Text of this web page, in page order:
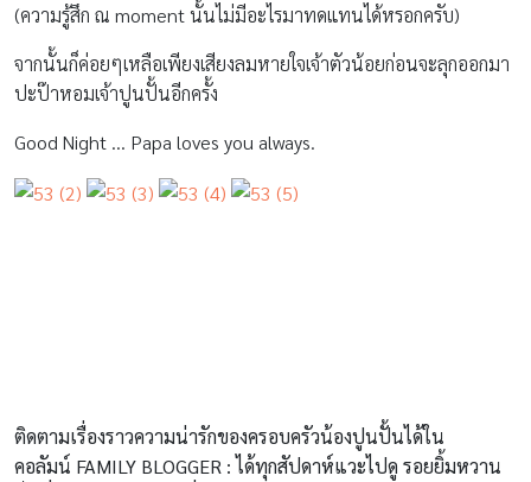
(ความรู้สึก ณ moment นั้นไม่มีอะไรมาทดแทนได้หรอกครับ)
จากนั้นก็ค่อยๆเหลือเพียงเสียงลมหายใจเจ้าตัวน้อยก่อนจะลุกออกมา
ปะป๊าหอมเจ้าปูนปั้นอีกครั้ง
Good Night … Papa loves you always.
ติดตามเรื่องราวความน่ารักของครอบครัวน้องปูนปั้นได้ใน
คอลัมน์ FAMILY BLOGGER : ได้ทุกสัปดาห์แวะไปดู รอยยิ้มหวาน